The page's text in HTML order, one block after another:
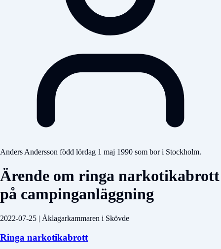
Anders Andersson född lördag 1 maj 1990 som bor i Stockholm.
Ärende om ringa narkotikabrott
på campinganläggning
2022-07-25 | Åklagarkammaren i Skövde
Ringa narkotikabrott